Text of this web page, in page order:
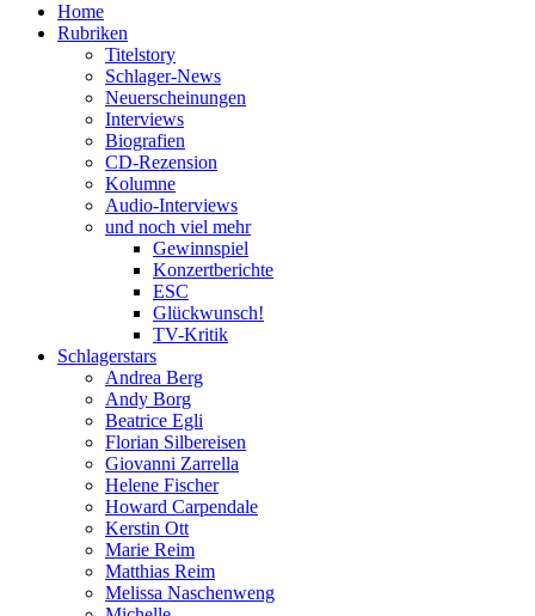
Home
Rubriken
Titelstory
Schlager-News
Neuerscheinungen
Interviews
Biografien
CD-Rezension
Kolumne
Audio-Interviews
und noch viel mehr
Gewinnspiel
Konzertberichte
ESC
Glückwunsch!
TV-Kritik
Schlagerstars
Andrea Berg
Andy Borg
Beatrice Egli
Florian Silbereisen
Giovanni Zarrella
Helene Fischer
Howard Carpendale
Kerstin Ott
Marie Reim
Matthias Reim
Melissa Naschenweng